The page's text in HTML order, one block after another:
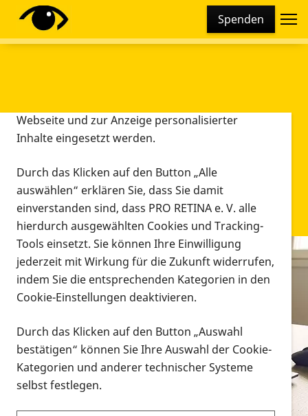
Spenden
Infomaterial
Infomaterial
Vorlesen
Alle Infomaterialien in verschiedenen
Formaten an einem Ort
Sie möchten wissen, wie Sie nach Infonmaterial
Diese Webseite setzt verschiedene Cookies und
Tracking-Tools ein. Dies beinhaltet Cookies und
Webseite und zur Anzeige personalisierter
Inhalte eingesetzt werden.
Durch das Klicken auf den Button „Alle
auswählen“ erklären Sie, dass Sie damit
einverstanden sind, dass PRO RETINA e. V. alle
hierdurch ausgewählten Cookies und Tracking-
Tools einsetzt. Sie können Ihre Einwilligung
jederzeit mit Wirkung für die Zukunft widerrufen,
indem Sie die entsprechenden Kategorien in den
Cookie-Einstellungen deaktivieren.
Durch das Klicken auf den Button „Auswahl
bestätigen“ können Sie Ihre Auswahl der Cookie-
Kategorien und anderer technischer Systeme
selbst festlegen.